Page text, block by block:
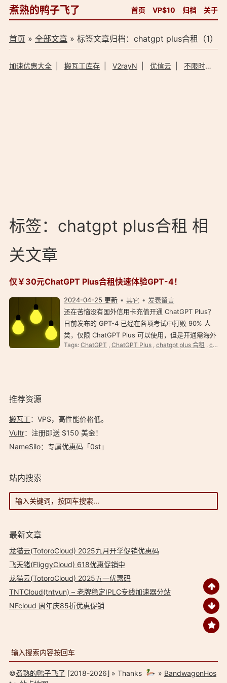
煮熟的鸭子飞了 首页 VP$10 归档 关于
首页 » 全部文章» 标签文章归档：chatgpt plus合租（1）
加速优惠大全| 搬瓦工库存| V2rayN 优信云| 不限时加速器
标签：chatgpt plus合租 相
关文章
仅￥30元ChatGPT Plus合租快速体验GPT-4！
2024-04-25 更新 其它
发表留言
还在苦恼没有国外信用卡充值开通 ChatGPT Plus？
日前发布的 GPT-4 已经在各项考试中打败 90% 人
类，仅限 ChatGPT Plus 可以使用，但是开通需海外
信用卡订阅，没有国外卡怎么办？ChatGPT Plus 拼
Tags: ChatGPT , ChatGPT Plus, chatgpt plus 合租 , chatgpt plus 拼车
推荐资源
搬瓦工：VPS，高性能价格低。️
Vultr：注册即送 $150 美金！
NameSilo：专属优惠码「0st」
站内搜索
最新文章
龙猫云(TotoroCloud) 2025九月开学促销优惠码
飞天猪(FliggyCloud) 618优惠促销中
龙猫云(TotoroCloud) 2025五一优惠码
TNTCloud(tntyun) – 老牌稳定IPLC专线加速器分站
NFcloud 周年庆85折优惠促销
©煮熟的鸭子飞了 ⌈2018-2026⌋ » Thanks » BandwagonHos